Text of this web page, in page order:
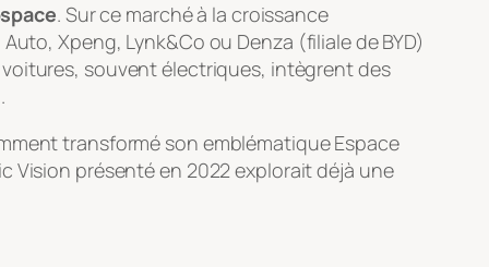
. Sur ce marché à la croissance
Xpeng, Lynk&Co ou Denza (filiale de BYD)
souvent électriques, intègrent des
transformé son emblématique Espace
Vision présenté en 2022 explorait déjà une